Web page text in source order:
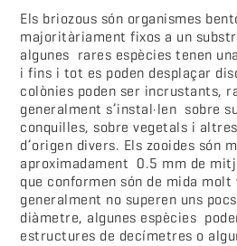
Els briozous són organismes
majoritàriament fixos a un
algunes rares espècies tenen
i fins i tot es poden desplaçar
colònies poden ser incrustants,
generalment s’instal·len sobre
conquilles, sobre vegetals i
d’origen divers. Els zooides són
aproximadament 0.5 mm de
que conformen són de mida
generalment no superen uns
diàmetre, algunes espècies
estructures de decímetres o